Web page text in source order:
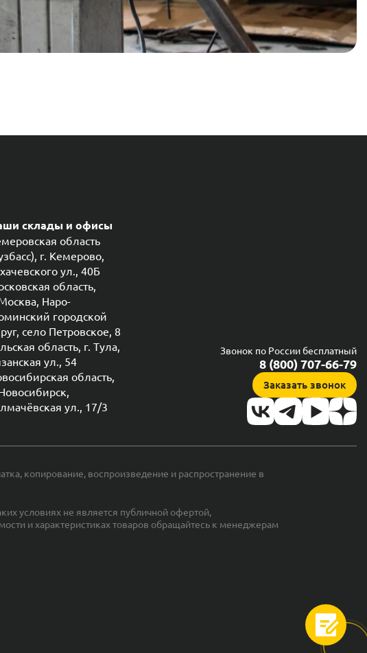
склады и офисы
область
г. Кемерово,
ул., 40Б
область,
Наро-
городской
село Петровское, 8
область, г. Тула,
ул., 54
область,
ул., 17/3
Звонок по России бесплатный
8 (800) 707-66-79
Заказать звонок
копирование, воспроизведение и распространение в
условиях не является публичной офертой,
и характеристиках товаров обращайтесь к менеджерам